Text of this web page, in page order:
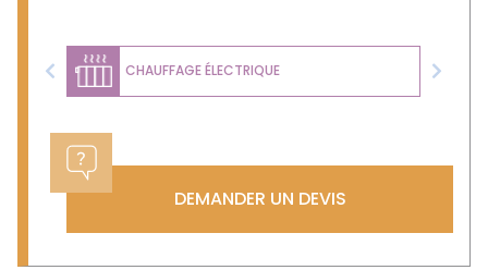
CHAUFFAGE ÉLECTRIQUE
Previous Next
DEMANDER UN DEVIS